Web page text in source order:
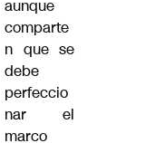
aunque
comparte
n que se
debe
perfeccio
nar el
marco